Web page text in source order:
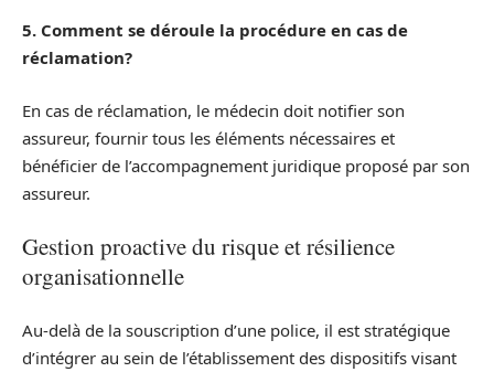
5. Comment se déroule la procédure en cas de
réclamation?
En cas de réclamation, le médecin doit notifier son
assureur, fournir tous les éléments nécessaires et
bénéficier de l’accompagnement juridique proposé par son
assureur.
Gestion proactive du risque et résilience
organisationnelle
Au-delà de la souscription d’une police, il est stratégique
d’intégrer au sein de l’établissement des dispositifs visant